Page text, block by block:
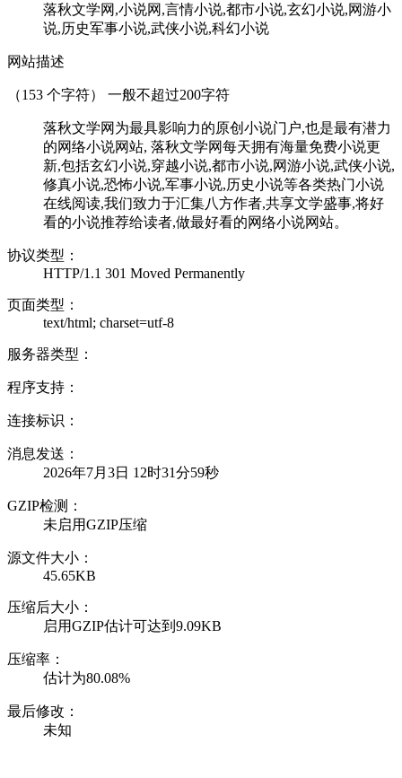
落秋文学网,小说网,言情小说,都市小说,玄幻小说,网游小
说,历史军事小说,武侠小说,科幻小说
网站描述
（153 个字符） 一般不超过200字符
落秋文学网为最具影响力的原创小说门户,也是最有潜力
的网络小说网站, 落秋文学网每天拥有海量免费小说更
新,包括玄幻小说,穿越小说,都市小说,网游小说,武侠小说,
修真小说,恐怖小说,军事小说,历史小说等各类热门小说
在线阅读,我们致力于汇集八方作者,共享文学盛事,将好
看的小说推荐给读者,做最好看的网络小说网站。
协议类型：
HTTP/1.1 301 Moved Permanently
页面类型：
text/html; charset=utf-8
服务器类型：
程序支持：
连接标识：
消息发送：
2026年7月3日 12时31分59秒
GZIP检测：
未启用GZIP压缩
源文件大小：
45.65KB
压缩后大小：
启用GZIP估计可达到9.09KB
压缩率：
估计为80.08%
最后修改：
未知